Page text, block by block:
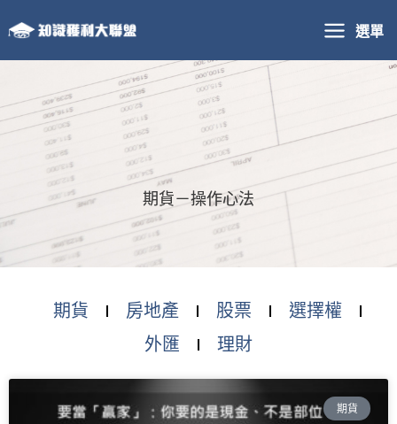
至
主
內
容
選單
期貨－操作心法
期貨 房地產 股票
選擇權
外匯
理財
期貨
頁
面
頁
面